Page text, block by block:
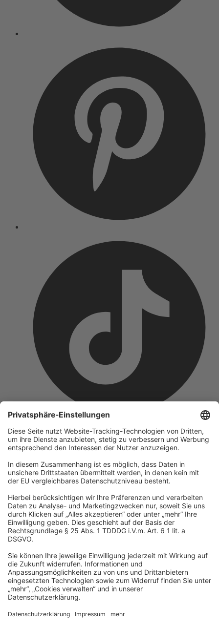
Unternehmen
Wir sind Teil der REWE Group und ihrer Touristiksparte
DERTOUR Group. Damit gehören wir zu einer der größten
touristischen Unternehmensgruppen in Europa.
© 2026A-ROSA Hotels
Presse
Datenschutz